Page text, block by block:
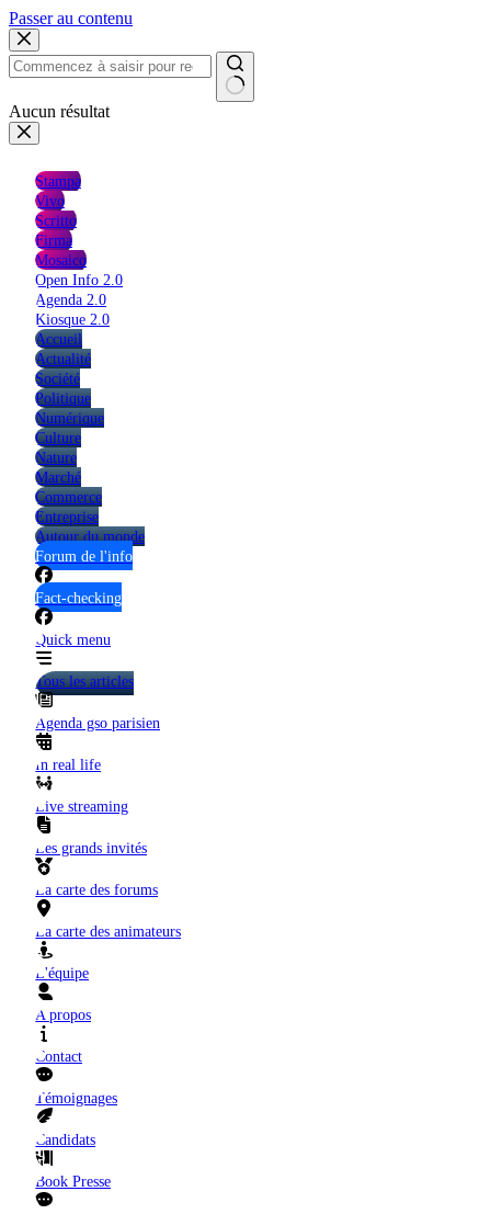
Passer au contenu
Aucun résultat
Stampa
Vivo
Scritto
Firma
Mosaico
Open Info 2.0
Agenda 2.0
Kiosque 2.0
Accueil
Actualité
Société
Politique
Numérique
Culture
Nature
Marché
Commerce
Entreprise
Autour du monde
Forum de l'info
Fact-checking
Quick menu
Tous les articles
Agenda gso parisien
In real life
Live streaming
Les grands invités
La carte des forums
La carte des animateurs
L'équipe
A propos
Contact
Témoignages
Candidats
Book Presse